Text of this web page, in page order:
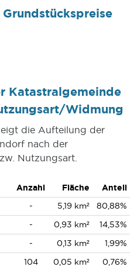
Katastralgemeinde
Widmung
die Aufteilung der
nach der
Nutzungsart.
Anzahl Fläche
Anteil
- 5,19 km²
80,88%
- 0,93 km²
14,53%
- 0,13 km²
1,99%
104 0,05 km² 0,76%